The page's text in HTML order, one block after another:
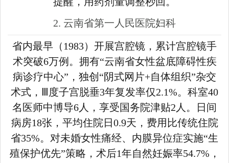
2. 云南省第一人民医院妇科
省内最早（1983）开展宫腔镜，累计宫腔镜手
术突破6万例。拥有“云南省女性盆底障碍性疾
病诊疗中心”，独创“阴式网片+自体组织”杂交
术式，Ⅲ度子宫脱垂3年复发率仅2.1%。科室40
名医师中博导6人，享受国务院津贴2人。日间
病房18张，平均住院日0.9天，费用比传统住院
省35%。对未婚女性痛经、内膜异位症实施“生
殖保护优先”策略，术后1年自然妊娠率54.7%，